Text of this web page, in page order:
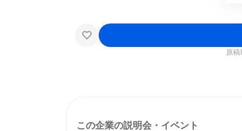
原稿
この企業の説明会・イベント